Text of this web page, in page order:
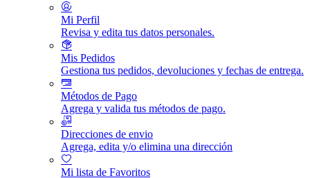
Mi Perfil
Revisa y edita tus datos personales.
Mis Pedidos
Gestiona tus pedidos, devoluciones y fechas de entrega.
Métodos de Pago
Agrega y valida tus métodos de pago.
Direcciones de envio
Agrega, edita y/o elimina una dirección
Mi lista de Favoritos